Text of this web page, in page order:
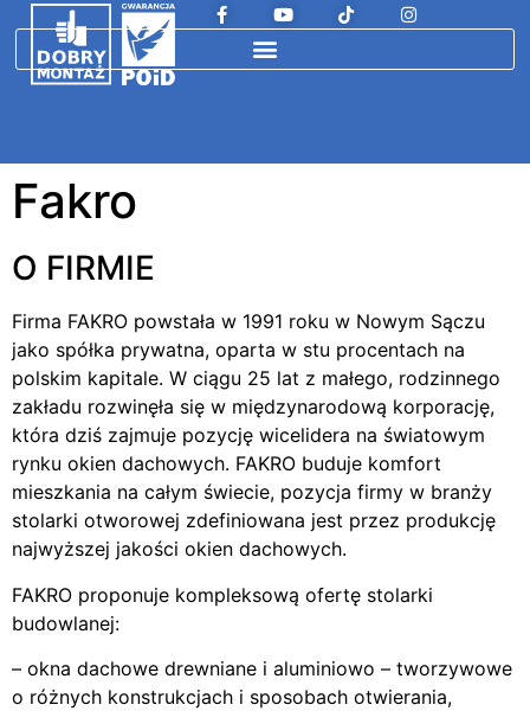
Fakro
O FIRMIE
Firma FAKRO powstała w 1991 roku w Nowym Sączu
jako spółka prywatna, oparta w stu procentach na
polskim kapitale. W ciągu 25 lat z małego, rodzinnego
zakładu rozwinęła się w międzynarodową korporację,
która dziś zajmuje pozycję wicelidera na światowym
rynku okien dachowych. FAKRO buduje komfort
mieszkania na całym świecie, pozycja firmy w branży
stolarki otworowej zdefiniowana jest przez produkcję
najwyższej jakości okien dachowych.
FAKRO proponuje kompleksową ofertę stolarki
budowlanej:
– okna dachowe drewniane i aluminiowo – tworzywowe
o różnych konstrukcjach i sposobach otwierania,